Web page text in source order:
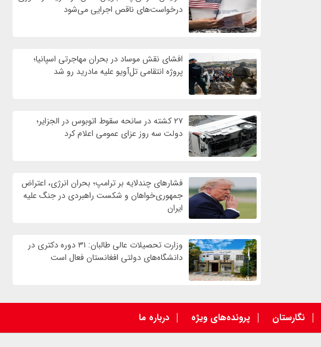
درخواست‌های ناقص اجرایی می‌شود
افشای نقش موساد در بحران مهاجرتی اسپانیا؛
پروژه انتقامی تل‌آویو علیه مادرید رو شد
۲۷ کشته در سانحه سقوط اتوبوس در الجزایر؛
دولت سه روز عزای عمومی اعلام کرد
فشارهای چندلایه بر ترامپ؛ بحران انرژی، اعتراض
جمهوری‌خواهان و شکست راهبردی در جنگ علیه
ایران
وزارت تحصیلات عالی طالبان: ۳۱ دوره دکتری در
دانشگاه‌های دولتی افغانستان فعال است
نگارستان پرونده‌های ویژه درباره ما